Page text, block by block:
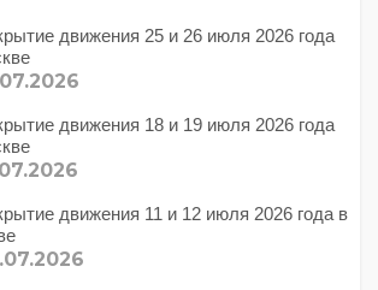
движения 25 и 26 июля 2026 года
движения 18 и 19 июля 2026 года
движения 11 и 12 июля 2026 года в